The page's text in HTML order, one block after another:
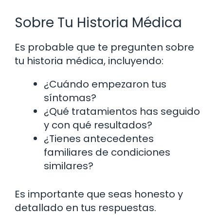
Sobre Tu Historia Médica
Es probable que te pregunten sobre
tu historia médica, incluyendo:
¿Cuándo empezaron tus
síntomas?
¿Qué tratamientos has seguido
y con qué resultados?
¿Tienes antecedentes
familiares de condiciones
similares?
Es importante que seas honesto y
detallado en tus respuestas.